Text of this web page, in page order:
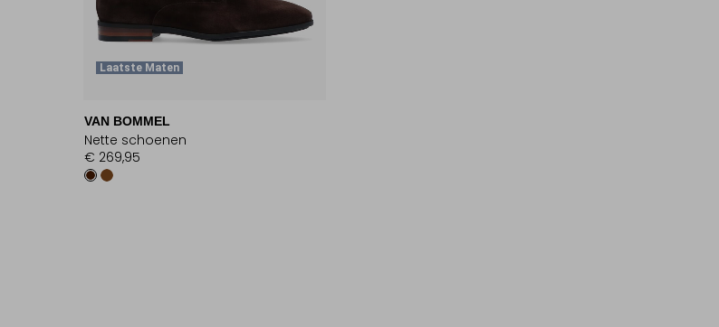
Laatste Maten
VAN BOMMEL
Nette schoenen
€ 269,95